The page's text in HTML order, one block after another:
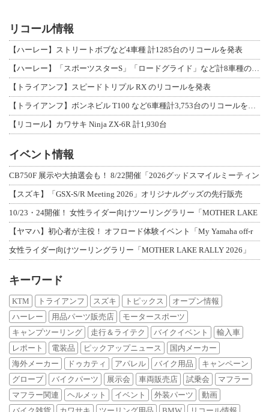
リコール情報
【ハーレー】ストリートボブなど4車種 計1285台のリコールを発表
【ハーレー】「スポーツスターS」「ロードグライド」など計8車種のリコールを発表
【トライアンフ】スピードトリプル RX のリコールを発表
【トライアンフ】ボンネビル T100 など6車種計3,753台のリコールを発表
【リコール】カワサキ Ninja ZX-6R 計1,930台
イベント情報
CB750F 展示や大抽選会も！ 8/22開催「2026グッドスマイルミーティン
【スズキ】「GSX-S/R Meeting 2026」オリジナルグッズの先行販売
10/23・24開催！ 女性ライダー向けツーリングラリー「MOTHER LAKE
【ヤマハ】初心者が主役！ オフロード体験イベント「My Yamaha off-r
女性ライダー向けツーリングラリー「MOTHER LAKE RALLY 2026」
キーワード
KTM トライアンフ スズキ トピックス
オープン情報
ハーレー
用品パーツ販売店
モータースポーツ
キャンプツーリング
走行＆ライテク バイクイベント
輸入車
レポート
電装品 ピックアップニュース
国内メーカー
海外メーカー
ドゥカティ アパレル バイク用品
キャンペーン
グローブ
バイクパーツ 展示会 車両販売店 試乗会
マフラー
マフラー関連
ヘルメット イベント 外装パーツ
動画